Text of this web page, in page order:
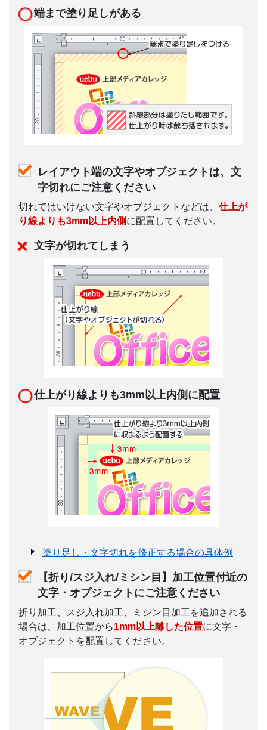
端まで塗り足しがある
レイアウト端の文字やオブジェクトは、文
字切れにご注意ください
切れてはいけない文字やオブジェクトなどは、 仕上が
り線よりも3mm以上内側 に配置してください。
文字が切れてしまう
仕上がり線よりも3mm以上内側に配置
塗り足し・文字切れを修正する場合の具体例
【折り/スジ入れ/ミシン目】加工位置付近の
文字・オブジェクトにご注意ください
折り加工、スジ入れ加工、ミシン目加工を追加される
場合は、加工位置から1mm以上離した位置に文字・
オブジェクトを配置してください。